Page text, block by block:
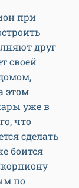
при
друг
своей
этом
уже в
что
сделать
боится
по